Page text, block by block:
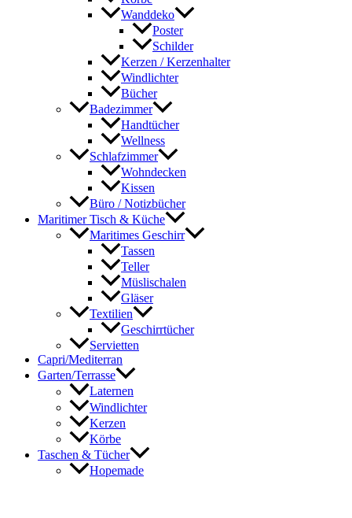
Wanddeko
Poster
Schilder
Kerzen / Kerzenhalter
Windlichter
Bücher
Badezimmer
Handtücher
Wellness
Schlafzimmer
Wohndecken
Kissen
Büro / Notizbücher
Maritimer Tisch & Küche
Maritimes Geschirr
Tassen
Teller
Müslischalen
Gläser
Textilien
Geschirrtücher
Servietten
Capri/Mediterran
Garten/Terrasse
Laternen
Windlichter
Kerzen
Körbe
Taschen & Tücher
Hopemade